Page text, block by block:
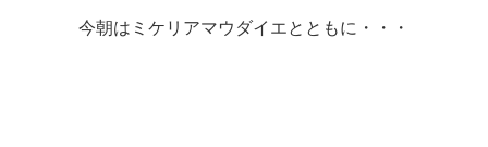
今朝はミケリアマウダイエとともに・・・